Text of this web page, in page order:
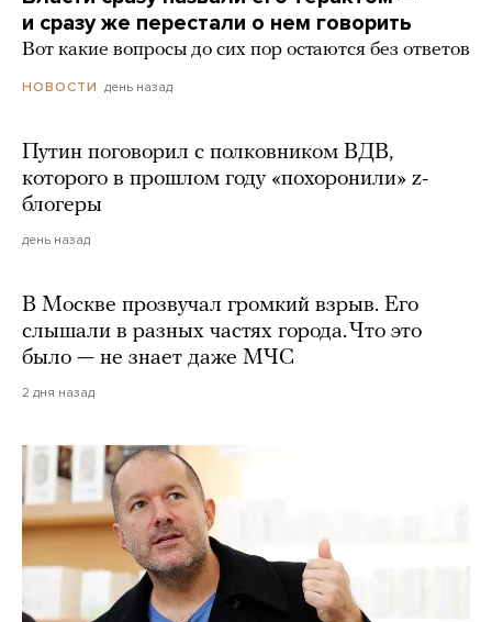
и сразу же перестали о нем говорить
Вот какие вопросы до сих пор остаются без ответов
НОВОСТИ день назад
Путин поговорил с полковником ВДВ,
которого в прошлом году «похоронили» z-
блогеры
день назад
В Москве прозвучал громкий взрыв. Его
слышали в разных частях города. Что это
было — не знает даже МЧС
2 дня назад